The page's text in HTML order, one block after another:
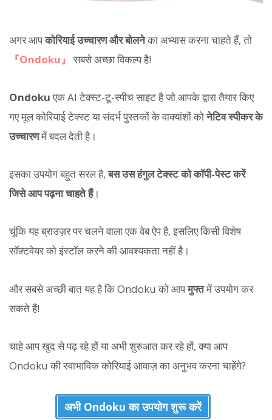
अगर आपकोरियाई उच्चारण और बोलनेका अभ्यास करना चाहते हैं, तो
『Ondoku』 सबसे अच्छा विकल्प है!
Ondokuएक AI टेक्स्ट-टू-स्पीच साइट है जो आपके द्वारा तैयार किए
गए मूल कोरियाई टेक्स्ट या संदर्भ पुस्तकों के वाक्यांशों कोनेटिव स्पीकर के
उच्चारणमें बदल देती है।
इसका उपयोग बहुत सरल है,बस उस हंगुल टेक्स्ट को कॉपी-पेस्ट करें
जिसे आप पढ़ना चाहते हैं।
चूंकि यह ब्राउज़र पर चलने वाला एक वेब ऐप है, इसलिए किसी विशेष
सॉफ़्टवेयर को इंस्टॉल करने की आवश्यकता नहीं है।
और सबसे अच्छी बात यह है कि Ondoku को आपमुफ्तमें उपयोग कर
सकते हैं!
चाहे आप खुद से पढ़ रहे हों या अभी शुरुआत कर रहे हों, क्या आप
Ondoku की स्वाभाविक कोरियाई आवाज़ का अनुभव करना चाहेंगे?
अभी Ondoku का उपयोग शुरू करें